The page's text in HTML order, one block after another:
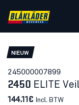
NIEUW
245000007899
2450 ELITE
144.11€ Incl. BTW